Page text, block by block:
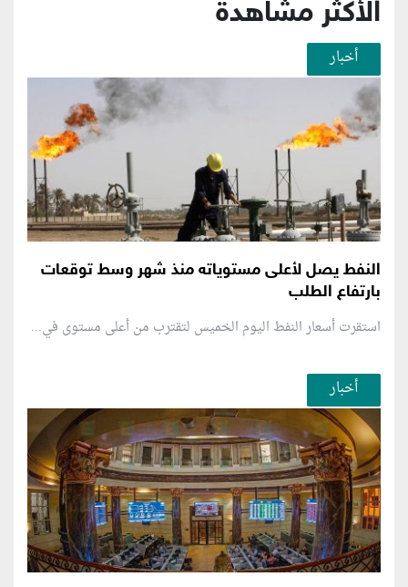
الأكثر مشاهدة
أخبار
النفط يصل لأعلى مستوياته منذ شهر وسط توقعات
بارتفاع الطلب
استقرت أسعار النفط اليوم الخميس لتقترب من أعلى مستوى في...
أخبار